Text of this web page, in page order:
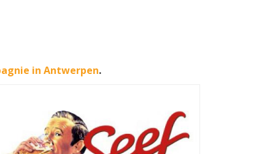
in Antwerpen.